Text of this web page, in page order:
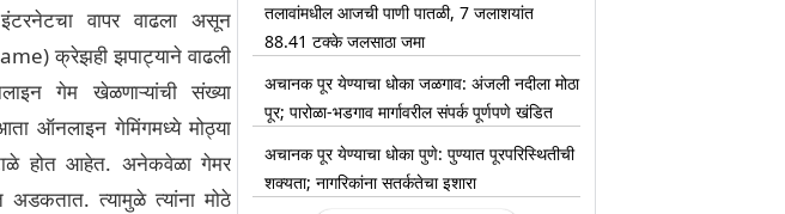
वापर वाढला असून
क्रेझही झपाट्याने वाढली
गेम खेळणाऱ्यांची संख्या
ऑनलाइन गेमिंगमध्ये मोठ्या
होत आहेत. अनेकवेळा गेमर
अडकतात. त्यामुळे त्यांना मोठे
तलावांमधील आजची पाणी पातळी, 7 जलाशयांत
88.41 टक्के जलसाठा जमा
अचानक पूर येण्याचा धोका जळगाव: अंजली नदीला मोठा
पूर; पारोळा-भडगाव मार्गावरील संपर्क पूर्णपणे खंडित
अचानक पूर येण्याचा धोका पुणे: पुण्यात पूरपरिस्थितीची
शक्यता; नागरिकांना सतर्कतेचा इशारा